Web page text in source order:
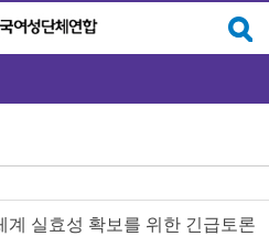
계 실효성 확보를 위한 긴급토론